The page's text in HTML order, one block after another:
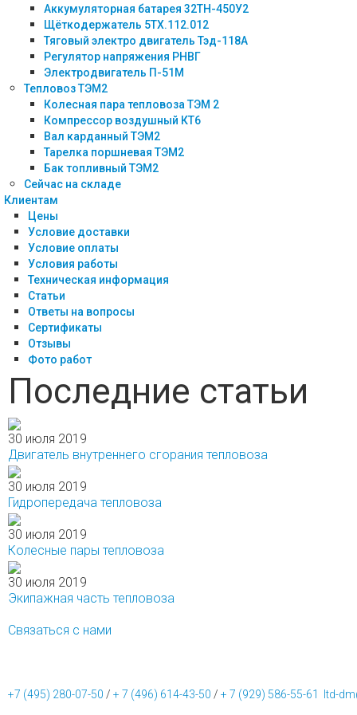
Аккумуляторная батарея 32ТН-450У2
Щёткодержатель 5ТХ.112.012
Тяговый электро двигатель Тэд-118А
Регулятор напряжения РНВГ
Электродвигатель П-51М
Тепловоз ТЭМ2
Колесная пара тепловоза ТЭМ 2
Компрессор воздушный КТ6
Вал карданный ТЭМ2
Тарелка поршневая ТЭМ2
Бак топливный ТЭМ2
Сейчас на складе
Клиентам
Цены
Условие доставки
Условие оплаты
Условия работы
Техническая информация
Статьи
Ответы на вопросы
Сертификаты
Отзывы
Фото работ
Последние статьи
30 июля 2019
Двигатель внутреннего сгорания тепловоза
30 июля 2019
Гидропередача тепловоза
30 июля 2019
Колесные пары тепловоза
30 июля 2019
Экипажная часть тепловоза
Связаться с нами
+7 (495) 280-07-50 / + 7 (496) 614-43-50 / + 7 (929) 586-55-61 ltd-